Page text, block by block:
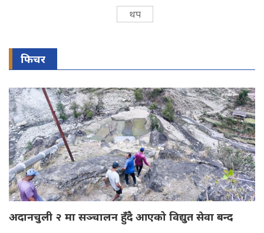
थप
फिचर
अदानचुली २ मा सञ्चालन हुँदै आएको विद्युत सेवा बन्द